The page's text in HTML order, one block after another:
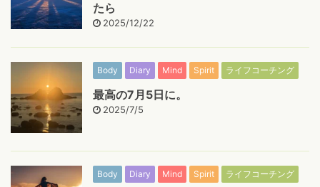
たら
2025/12/22
Body Diary Mind Spirit ライフコーチング
最高の7月5日に。
2025/7/5
Body Diary Mind Spirit ライフコーチング